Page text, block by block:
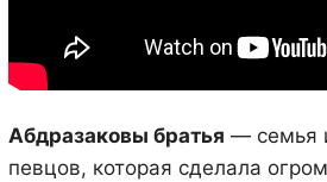
Абдразаковы братья — семья
певцов, которая сделала